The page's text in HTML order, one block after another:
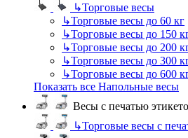
↳Торговые весы
↳Торговые весы до 60 кг
↳Торговые весы до 150
↳Торговые весы до 200
↳Торговые весы до 300
↳Торговые весы до 600
Показать все Напольные весы
Весы с печатью
↳Торговые весы с